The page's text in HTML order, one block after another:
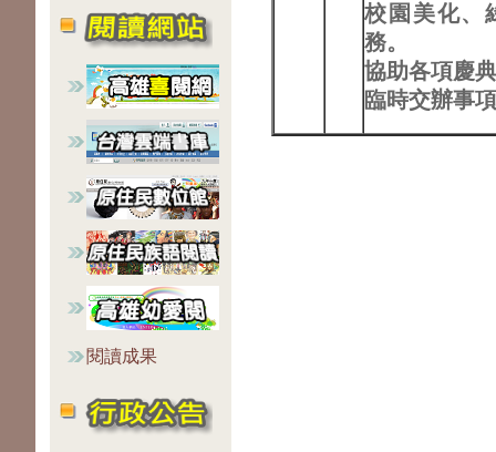
閱讀成果
校園美化、
務。
協助各項慶
臨時交辦事